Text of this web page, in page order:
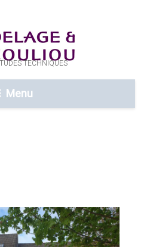
TECHNIQUES
Menu